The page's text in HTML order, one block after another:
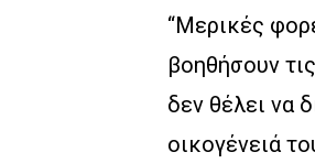
“Μερικές
βοηθήσουν
δεν θέλει να
οικογένειά